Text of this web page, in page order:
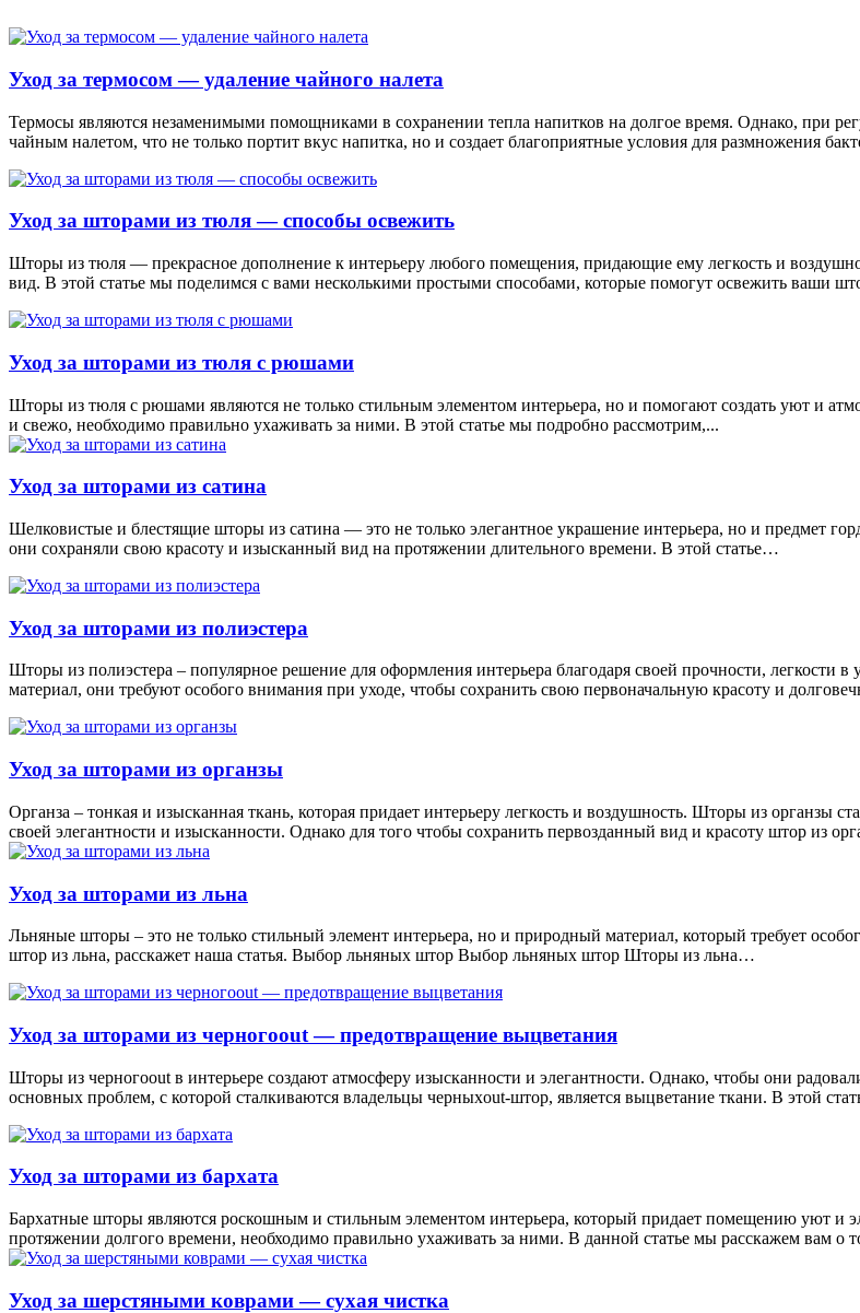
Уход за термосом — удаление чайного налета
Термосы являются незаменимыми помощниками в сохранении тепла напитков на долгое время. Однако, при
чайным налетом, что не только портит вкус напитка, но и создает благоприятные условия для размножения
Уход за шторами из тюля — способы освежить
Шторы из тюля — прекрасное дополнение к интерьеру любого помещения, придающие ему легкость и
вид. В этой статье мы поделимся с вами несколькими простыми способами, которые помогут освежить ваши
Уход за шторами из тюля с рюшами
Шторы из тюля с рюшами являются не только стильным элементом интерьера, но и помогают создать уют и
и свежо, необходимо правильно ухаживать за ними. В этой статье мы подробно рассмотрим,...
Уход за шторами из сатина
Шелковистые и блестящие шторы из сатина — это не только элегантное украшение интерьера, но и предмет
они сохраняли свою красоту и изысканный вид на протяжении длительного времени. В этой статье…
Уход за шторами из полиэстера
Шторы из полиэстера – популярное решение для оформления интерьера благодаря своей прочности,
материал, они требуют особого внимания при уходе, чтобы сохранить свою первоначальную красоту и
Уход за шторами из органзы
Органза – тонкая и изысканная ткань, которая придает интерьеру легкость и воздушность. Шторы из органзы
своей элегантности и изысканности. Однако для того чтобы сохранить первозданный вид и красоту штор из
Уход за шторами из льна
Льняные шторы – это не только стильный элемент интерьера, но и природный материал, который требует
штор из льна, расскажет наша статья. Выбор льняных штор Выбор льняных штор Шторы из льна…
Уход за шторами из черногоout — предотвращение выцветания
Шторы из черногоout в интерьере создают атмосферу изысканности и элегантности. Однако, чтобы они
основных проблем, с которой сталкиваются владельцы черныхout-штор, является выцветание ткани. В этой
Уход за шторами из бархата
Бархатные шторы являются роскошным и стильным элементом интерьера, который придает помещению уют и
протяжении долгого времени, необходимо правильно ухаживать за ними. В данной статье мы расскажем вам о
Уход за шерстяными коврами — сухая чистка